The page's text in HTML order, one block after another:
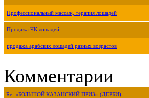
Профессиональный массаж, терапия лошадей
Продажа ЧК лошадей
продажа арабских лошадей разных возрастов
Комментарии
Re: «БОЛЬШОЙ КАЗАНСКИЙ ПРИЗ» (ДЕРБИ)